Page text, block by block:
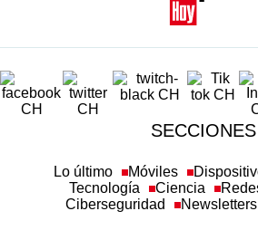
SECCIONES
Móviles